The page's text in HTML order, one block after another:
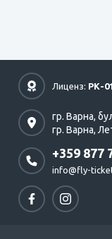
Лиценз: РК-
гр. Варна,
гр. Варна,
+359 877
info@fly-